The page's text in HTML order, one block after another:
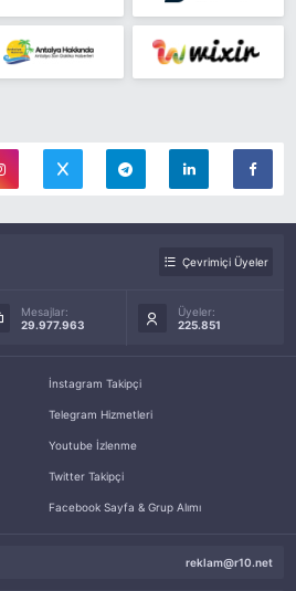
Çevrimiçi Üyeler
Mesajlar:
29.977.963
Üyeler:
225.851
İnstagram Takipçi
Telegram Hizmetleri
Youtube İzlenme
Twitter Takipçi
Facebook Sayfa & Grup Alımı
reklam@r10.net